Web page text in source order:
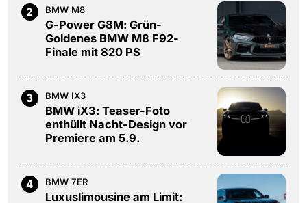
2 BMW M8
G-Power G8M: Grün-
Goldenes BMW M8 F92-
Finale mit 820 PS
3 BMW IX3
BMW iX3: Teaser-Foto
enthüllt Nacht-Design vor
Premiere am 5.9.
4 BMW 7ER
Luxuslimousine am Limit: